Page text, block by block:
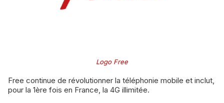
Logo Free
Free continue de révolutionner la téléphonie mobile et inclut,
pour la 1ère fois en France, la 4G illimitée.